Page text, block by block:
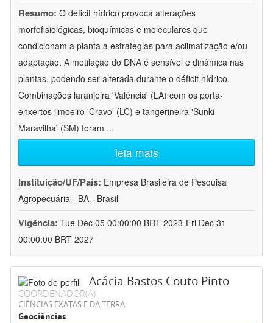
Resumo: O déficit hídrico provoca alterações
morfofisiológicas, bioquímicas e moleculares que
condicionam a planta a estratégias para aclimatização e/ou
adaptação. A metilação do DNA é sensível e dinâmica nas
plantas, podendo ser alterada durante o déficit hídrico.
Combinações laranjeira 'Valência' (LA) com os porta-
enxertos limoeiro 'Cravo' (LC) e tangerineira 'Sunki
Maravilha' (SM) foram ...
leia mais
Instituição/UF/País: Empresa Brasileira de Pesquisa
Agropecuária - BA - Brasil
Vigência: Tue Dec 05 00:00:00 BRT 2023-Fri Dec 31
00:00:00 BRT 2027
Acácia Bastos Couto Pinto
COORDENADOR(A)
CIÊNCIAS EXATAS E DA TERRA
Geociências